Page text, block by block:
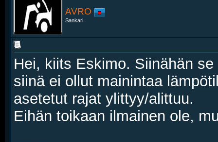
AVRO
Sankari
Hei, kiits Eskimo. Siinähän
siinä ei ollut mainintaa
asetetut rajat ylittyy/alittuu.
Eihän toikaan ilmainen ole,